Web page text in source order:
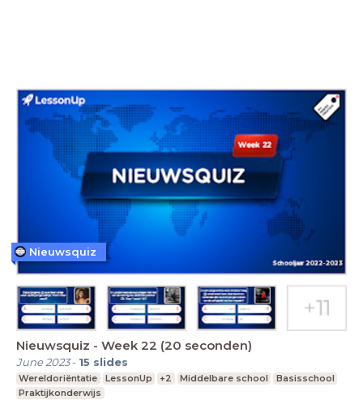
Nieuwsquiz - Week 22 (20 seconden)
June 2023- 15 slides
Wereldoriëntatie LessonUp +2 Middelbare school
Basisschool
Praktijkonderwijs
Nieuwsquiz